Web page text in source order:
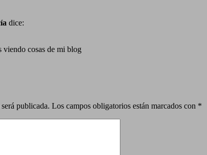
dice:
viendo cosas de mi blog
publicada. Los campos obligatorios están marcados con *